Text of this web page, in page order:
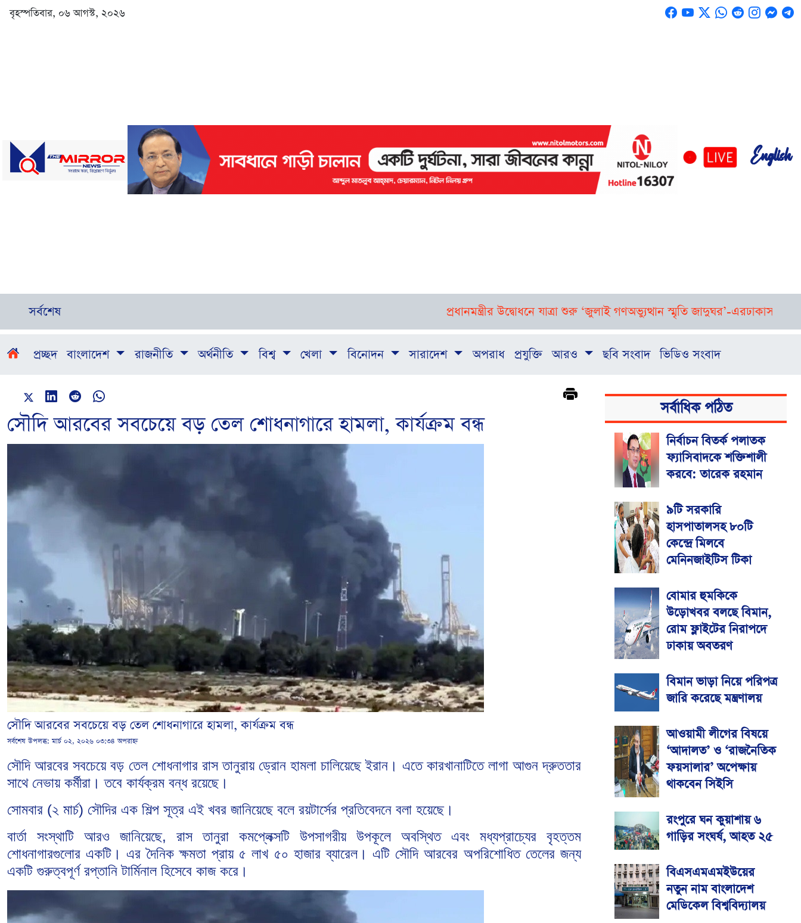
বৃহস্পতিবার, ০৬ আগস্ট, ২০২৬
English
সর্বশেষ প্রধানমন্ত্রীর উদ্বোধনে যাত্রা শুরু ‘জুলাই গণঅভ্যুত্থান স্মৃতি জাদুঘর’-এরঢাকাসহ দেশের
প্রচ্ছদ বাংলাদেশ রাজনীতি অর্থনীতি বিশ্ব খেলা বিনোদন সারাদেশ অপরাধ প্রযুক্তি আরও ছবি সংবাদ ভিডিও সংবাদ
সৌদি আরবের সবচেয়ে বড় তেল শোধনাগারে হামলা, কার্যক্রম বন্ধ
সৌদি আরবের সবচেয়ে বড় তেল শোধনাগারে হামলা, কার্যক্রম বন্ধ
সর্বশেষ উপলব্ধ:মার্চ ০২, ২০২৬ ০৩:৩৪ অপরাহ্ন
সৌদি আরবের সবচেয়ে বড় তেল শোধনাগার রাস তানুরায় ড্রোন হামলা চালিয়েছে ইরান। এতে কারখানাটিতে লাগা আগুন দ্রুততার
সাথে নেভায় কর্মীরা। তবে কার্যক্রম বন্ধ রয়েছে।
সোমবার (২ মার্চ) সৌদির এক শিল্প সূত্র এই খবর জানিয়েছে বলে রয়টার্সের প্রতিবেদনে বলা হয়েছে।
বার্তা সংস্থাটি আরও জানিয়েছে, রাস তানুরা কমপ্লেক্সটি উপসাগরীয় উপকূলে অবস্থিত এবং মধ্যপ্রাচ্যের বৃহত্তম
শোধনাগারগুলোর একটি। এর দৈনিক ক্ষমতা প্রায় ৫ লাখ ৫০ হাজার ব্যারেল। এটি সৌদি আরবের অপরিশোধিত তেলের জন্য
একটি গুরুত্বপূর্ণ রপ্তানি টার্মিনাল হিসেবে কাজ করে।
সর্বাধিক পঠিত
নির্বাচন বিতর্ক পলাতক
ফ্যাসিবাদকে শক্তিশালী
করবে: তারেক রহমান
৯টি সরকারি
হাসপাতালসহ ৮০টি
কেন্দ্রে মিলবে
মেনিনজাইটিস টিকা
বোমার হুমকিকে
উড়োখবর বলছে বিমান,
রোম ফ্লাইটের নিরাপদে
ঢাকায় অবতরণ
বিমান ভাড়া নিয়ে পরিপত্র
জারি করেছে মন্ত্রণালয়
আওয়ামী লীগের বিষয়ে
‘আদালত’ ও ‘রাজনৈতিক
ফয়সালার’ অপেক্ষায়
থাকবেন সিইসি
রংপুরে ঘন কুয়াশায় ৬
গাড়ির সংঘর্ষ, আহত ২৫
বিএসএমএমইউয়ের
নতুন নাম বাংলাদেশ
মেডিকেল বিশ্ববিদ্যালয়